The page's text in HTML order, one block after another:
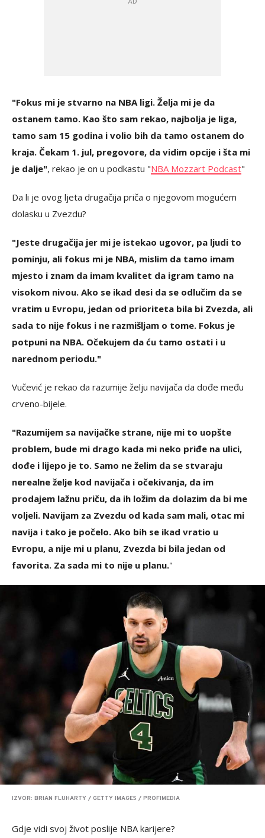
"Fokus mi je stvarno na NBA ligi. Želja mi je da
ostanem tamo. Kao što sam rekao, najbolja je liga,
tamo sam 15 godina i volio bih da tamo ostanem do
kraja. Čekam 1. jul, pregovore, da vidim opcije i šta mi
je dalje", rekao je on u podkastu "NBA Mozzart Podcast"
Da li je ovog ljeta drugačija priča o njegovom mogućem
dolasku u Zvezdu?
"Jeste drugačija jer mi je istekao ugovor, pa ljudi to
pominju, ali fokus mi je NBA, mislim da tamo imam
mjesto i znam da imam kvalitet da igram tamo na
visokom nivou. Ako se ikad desi da se odlučim da se
vratim u Evropu, jedan od prioriteta bila bi Zvezda, ali
sada to nije fokus i ne razmišljam o tome. Fokus je
potpuni na NBA. Očekujem da ću tamo ostati i u
narednom periodu."
Vučević je rekao da razumije želju navijača da dođe među
crveno-bijele.
"Razumijem sa navijačke strane, nije mi to uopšte
problem, bude mi drago kada mi neko priđe na ulici,
dođe i lijepo je to. Samo ne želim da se stvaraju
nerealne želje kod navijača i očekivanja, da im
prodajem lažnu priču, da ih ložim da dolazim da bi me
voljeli. Navijam za Zvezdu od kada sam mali, otac mi
navija i tako je počelo. Ako bih se ikad vratio u
Evropu, a nije mi u planu, Zvezda bi bila jedan od
favorita. Za sada mi to nije u planu."
IZVOR: BRIAN FLUHARTY / GETTY IMAGES / PROFIMEDIA
Gdje vidi svoj život poslije NBA karijere?